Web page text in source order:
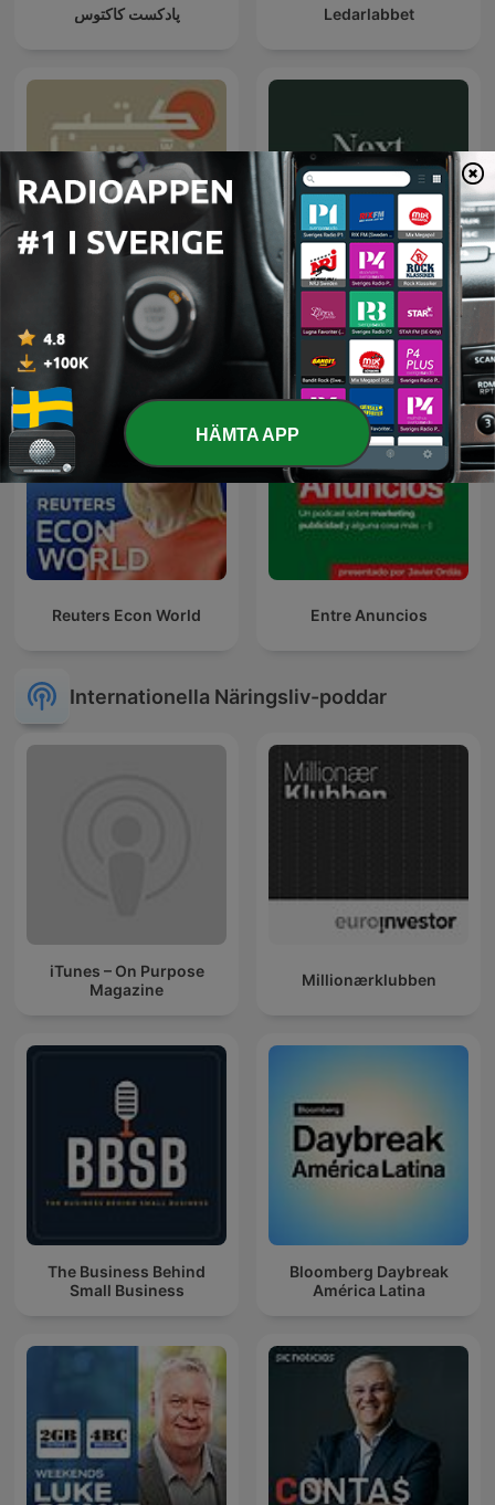
پادکست کاکتوس Ledarlabbet
كتب غيّرتنا Next Värmland
Reuters Econ World Entre Anuncios
Internationella Näringsliv-poddar
iTunes – On Purpose
Magazine
Millionærklubben
The Business Behind
Small Business
Bloomberg Daybreak
América Latina
HÄMTA APP